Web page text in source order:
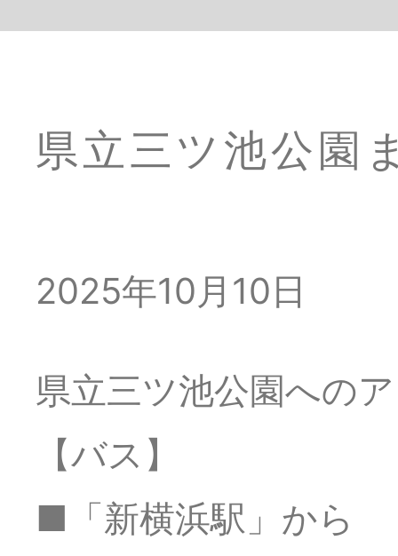
2025年10月12日
2025年10月12日
県立三ツ池公園
2025年10月10日
県立三ツ池公園への
【バス】
■「新横浜駅」から